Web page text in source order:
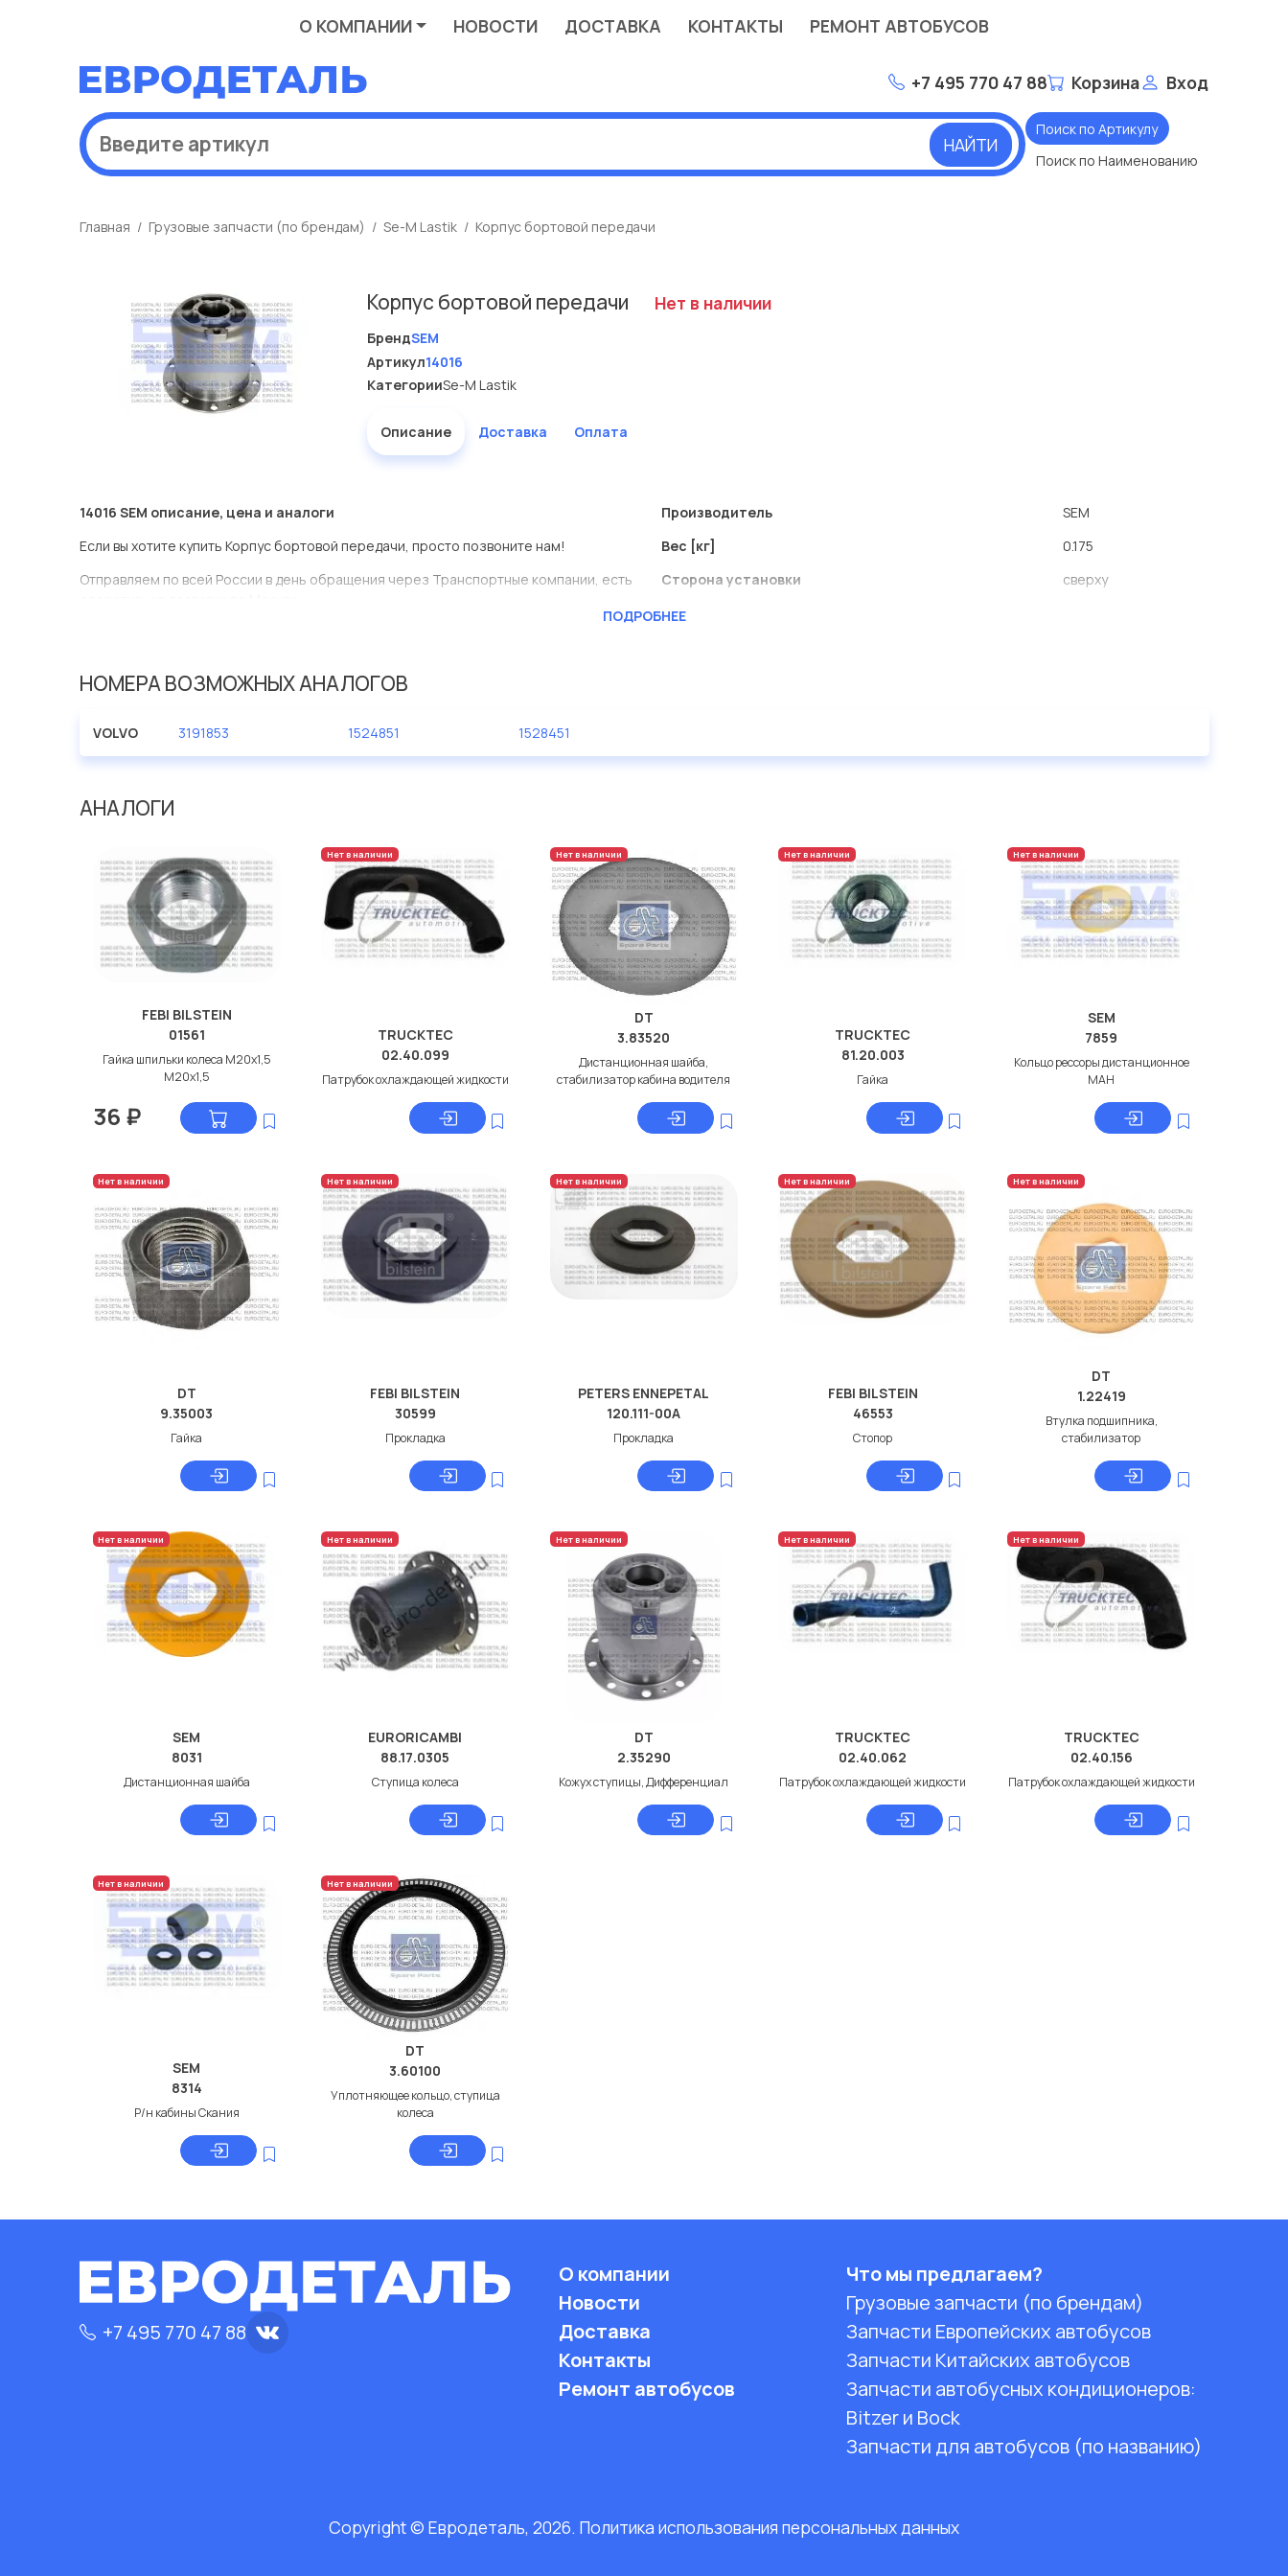
О КОМПАНИИ НОВОСТИ ДОСТАВКА КОНТАКТЫ РЕМОНТ АВТОБУСОВ
+7 495 770 47 88 Корзина Вход
НАЙТИ
Поиск по Артикулу
Поиск по Наименованию
Главная Грузовые запчасти (по брендам) Se-M Lastik Корпус бортовой передачи
Корпус бортовой передачи
БрендSEM
Артикул14016
КатегорииSe-M Lastik
Нет в наличии
Описание Доставка Оплата
14016 SEM описание, цена и аналоги
Если вы хотите купить Корпус бортовой передачи, просто позвоните нам!
Отправляем по всей России в день обращения через Транспортные компании, есть
Мы продаем сертифицированные колодки тормозные дисковые с гарантией от
Производитель
SEM
Вес [кг]
0.175
Сторона установки
сверху
ПОДРОБНЕЕ
НОМЕРА ВОЗМОЖНЫХ АНАЛОГОВ
VOLVO 3191853 1524851 1528451
АНАЛОГИ
FEBI BILSTEIN
01561
Гайка шпильки колеса М20x1,5
М20x1,5
36 ₽
Нет в наличии
TRUCKTEC
02.40.099
Патрубок охлаждающей жидкости
Нет в наличии
DT
3.83520
Дистанционная шайба,
стабилизатор кабина водителя
Нет в наличии
TRUCKTEC
81.20.003
Гайка
Нет в наличии
SEM
7859
Кольцо рессоры дистанционное
МАН
Нет в наличии
DT
9.35003
Гайка
Нет в наличии
FEBI BILSTEIN
30599
Прокладка
Нет в наличии
PETERS ENNEPETAL
120.111-00A
Прокладка
Нет в наличии
FEBI BILSTEIN
46553
Стопор
Нет в наличии
DT
1.22419
Втулка подшипника,
стабилизатор
Нет в наличии
SEM
8031
Дистанционная шайба
Нет в наличии
EURORICAMBI
88.17.0305
Ступица колеса
Нет в наличии
DT
2.35290
Кожух ступицы, Дифференциал
Нет в наличии
TRUCKTEC
02.40.062
Патрубок охлаждающей жидкости
Нет в наличии
TRUCKTEC
02.40.156
Патрубок охлаждающей жидкости
Нет в наличии
SEM
8314
Р/н кабины Скания
Нет в наличии
DT
3.60100
Уплотняющее кольцо, ступица
колеса
+7 495 770 47 88
О компании
Новости
Доставка
Контакты
Ремонт автобусов
Что мы предлагаем?
Грузовые запчасти (по брендам)
Запчасти Европейских автобусов
Запчасти Китайских автобусов
Запчасти автобусных кондиционеров:
Bitzer и Bock
Запчасти для автобусов (по названию)
Copyright © Евродеталь, 2026. Политика использования персональных данных